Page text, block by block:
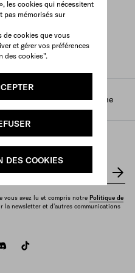
les cookies qui nécessitent
pas mémorisés sur
de cookies que vous
et gérer vos préférences
des cookies".
DES COOKIES
Parfums / Parfums femme
vous avez lu et compris notre Politique de
la newsletter et d'autres communications
discord